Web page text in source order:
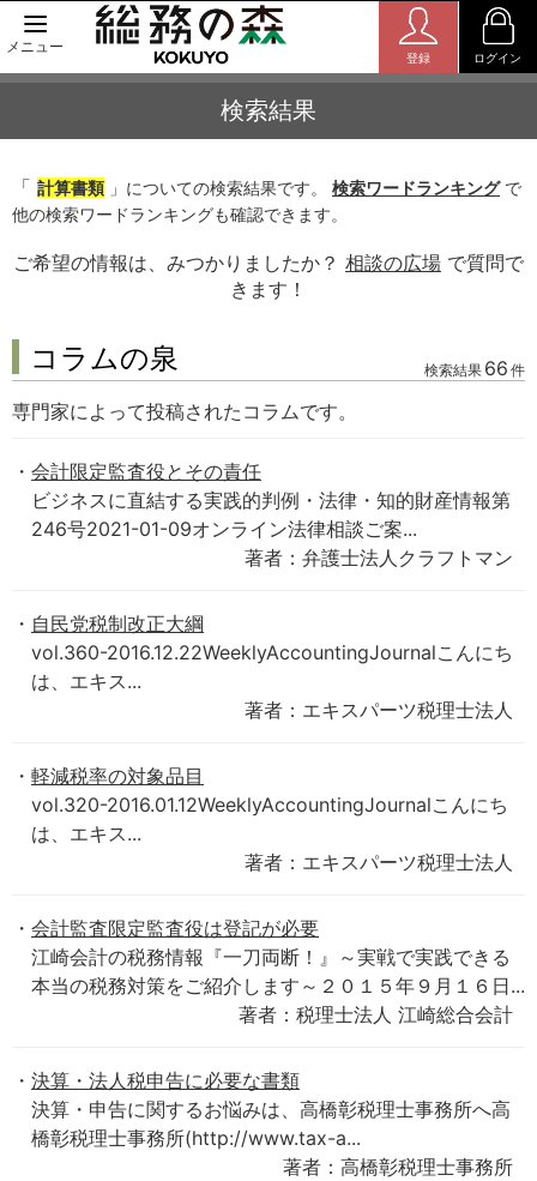
メニュー
登録 ログイン
検索結果
「 計算書類 」についての検索結果です。 検索ワードランキングで
他の検索ワードランキングも確認できます。
ご希望の情報は、みつかりましたか？ 相談の広場 で質問で
きます！
コラムの泉 検索結果 66 件
専門家によって投稿されたコラムです。
会計限定監査役とその責任
ビジネスに直結する実践的判例・法律・知的財産情報第
246号2021-01-09オンライン法律相談ご案...
著者：弁護士法人クラフトマン
自民党税制改正大綱
vol.360-2016.12.22WeeklyAccountingJournalこんにち
は、エキス...
著者：エキスパーツ税理士法人
軽減税率の対象品目
vol.320-2016.01.12WeeklyAccountingJournalこんにち
は、エキス...
著者：エキスパーツ税理士法人
会計監査限定監査役は登記が必要
江崎会計の税務情報『一刀両断！』～実戦で実践できる
本当の税務対策をご紹介します～２０１５年９月１６日...
著者：税理士法人 江崎総合会計
決算・法人税申告に必要な書類
決算・申告に関するお悩みは、高橋彰税理士事務所へ高
橋彰税理士事務所(http://www.tax-a...
著者：高橋彰税理士事務所